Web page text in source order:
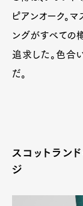
ピアンオーク。マ
ングがすべての
追求した。色合
だ。
スコットラン
ジ